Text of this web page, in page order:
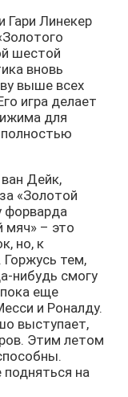
Гари Линекер
шестой
вновь
выше всех
игра делает
для
Дейк,
«Золотой
форварда
мяч» – это
но, к
тем,
нибудь смогу
еще
и Роналду.
выступает,
Этим летом
на